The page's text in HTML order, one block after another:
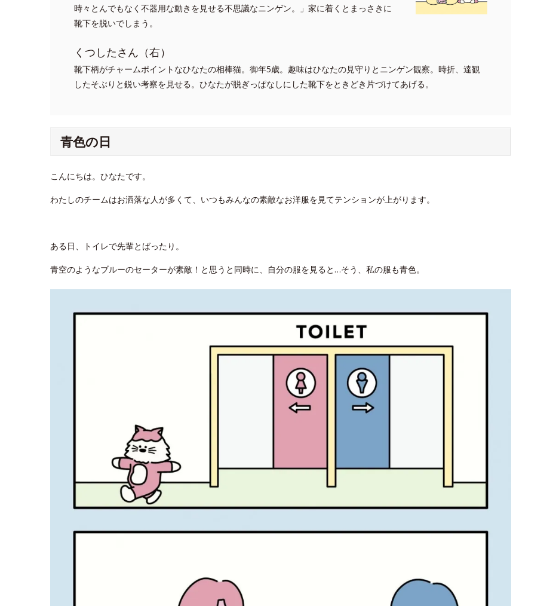
時々とんでもなく不器用な動きを見せる不思議なニンゲン。」家に着くとまっさきに
靴下を脱いでしまう。
くつしたさん（右）
靴下柄がチャームポイントなひなたの相棒猫。御年5歳。趣味はひなたの見守りとニンゲン観察。時折、達観
したそぶりと鋭い考察を見せる。ひなたが脱ぎっぱなしにした靴下をときどき片づけてあげる。
青色の日
こんにちは。ひなたです。
わたしのチームはお洒落な人が多くて、いつもみんなの素敵なお洋服を見てテンションが上がります。
ある日、トイレで先輩とばったり。
青空のようなブルーのセーターが素敵！と思うと同時に、自分の服を見ると…そう、私の服も青色。